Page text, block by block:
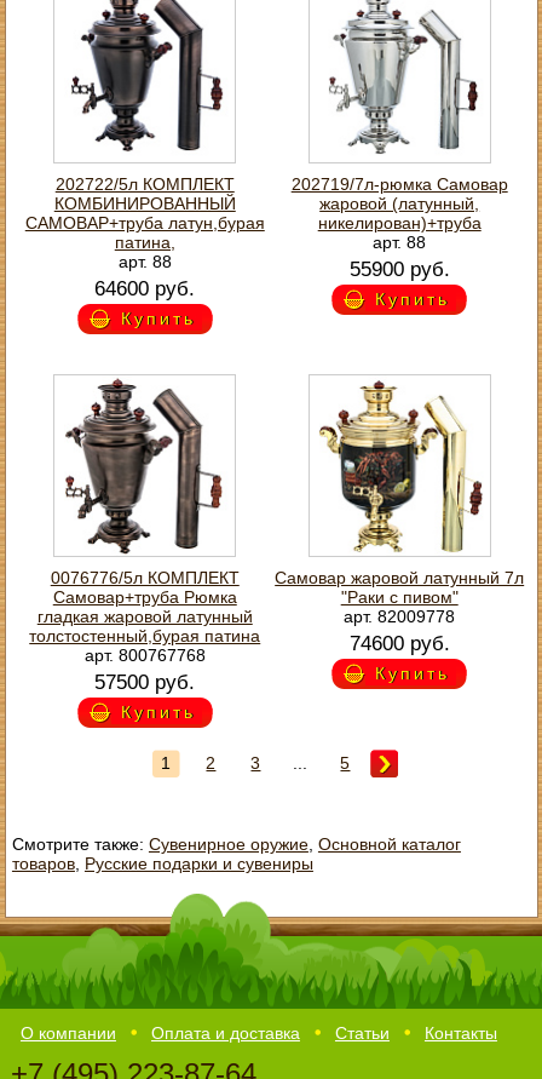
202722/5л КОМПЛЕКТ
КОМБИНИРОВАННЫЙ
САМОВАР+труба латун,бурая
патина,
арт. 88
64600 руб.
Купить
202719/7л-рюмка Самовар
жаровой (латунный,
никелирован)+труба
арт. 88
55900 руб.
Купить
0076776/5л КОМПЛЕКТ
Самовар+труба Рюмка
гладкая жаровой латунный
толстостенный,бурая патина
арт. 800767768
57500 руб.
Купить
Самовар жаровой латунный 7л
"Раки с пивом"
арт. 82009778
74600 руб.
Купить
1 2 3 5
Смотрите также: Сувенирное оружие, Основной каталог
товаров, Русские подарки и сувениры
О компании Оплата и доставка Статьи Контакты